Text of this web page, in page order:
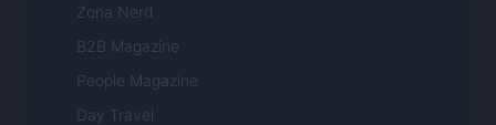
Zona Nerd
B2B Magazine
People Magazine
Day Travel